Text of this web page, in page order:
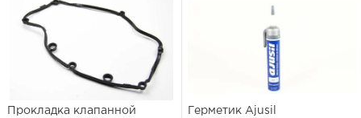
Прокладка клапанной
Герметик Ajusil